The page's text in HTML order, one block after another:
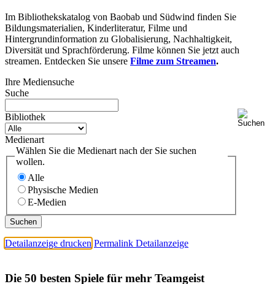
Im Bibliothekskatalog von Baobab und Südwind finden Sie
Bildungsmaterialien, Kinderliteratur, Filme und
Hintergrundinformation zu Globalisierung, Nachhaltigkeit,
Diversität und Sprachförderung. Filme können Sie jetzt auch
streamen. Entdecken Sie unsere Filme zum Streamen.
Ihre Mediensuche
Suche
Bibliothek
Medienart
Wählen Sie die Medienart nach der Sie suchen
wollen.
Alle
Physische Medien
E-Medien
Detailanzeige drucken Permalink Detailanzeige
Die 50 besten Spiele für mehr Teamgeist